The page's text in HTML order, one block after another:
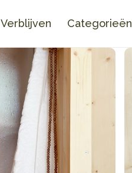
Verblijven Categorieën